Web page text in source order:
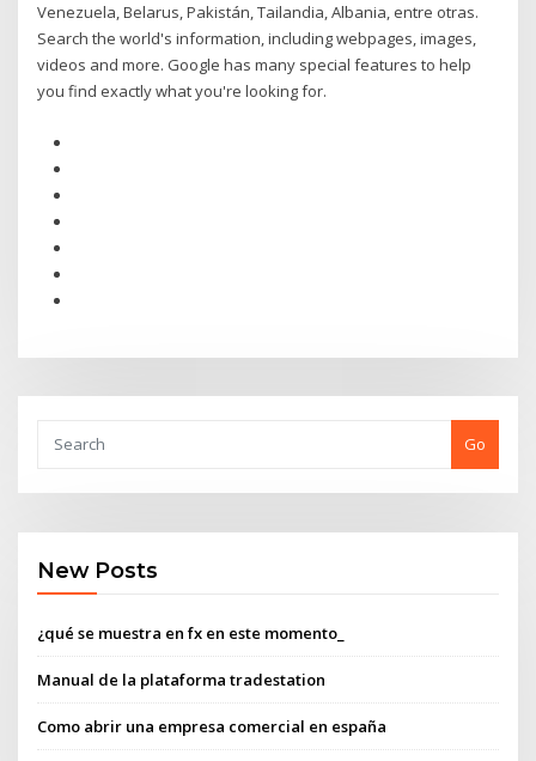
Venezuela, Belarus, Pakistán, Tailandia, Albania, entre otras.
Search the world's information, including webpages, images,
videos and more. Google has many special features to help
you find exactly what you're looking for.
Go
New Posts
¿qué se muestra en fx en este momento_
Manual de la plataforma tradestation
Como abrir una empresa comercial en españa